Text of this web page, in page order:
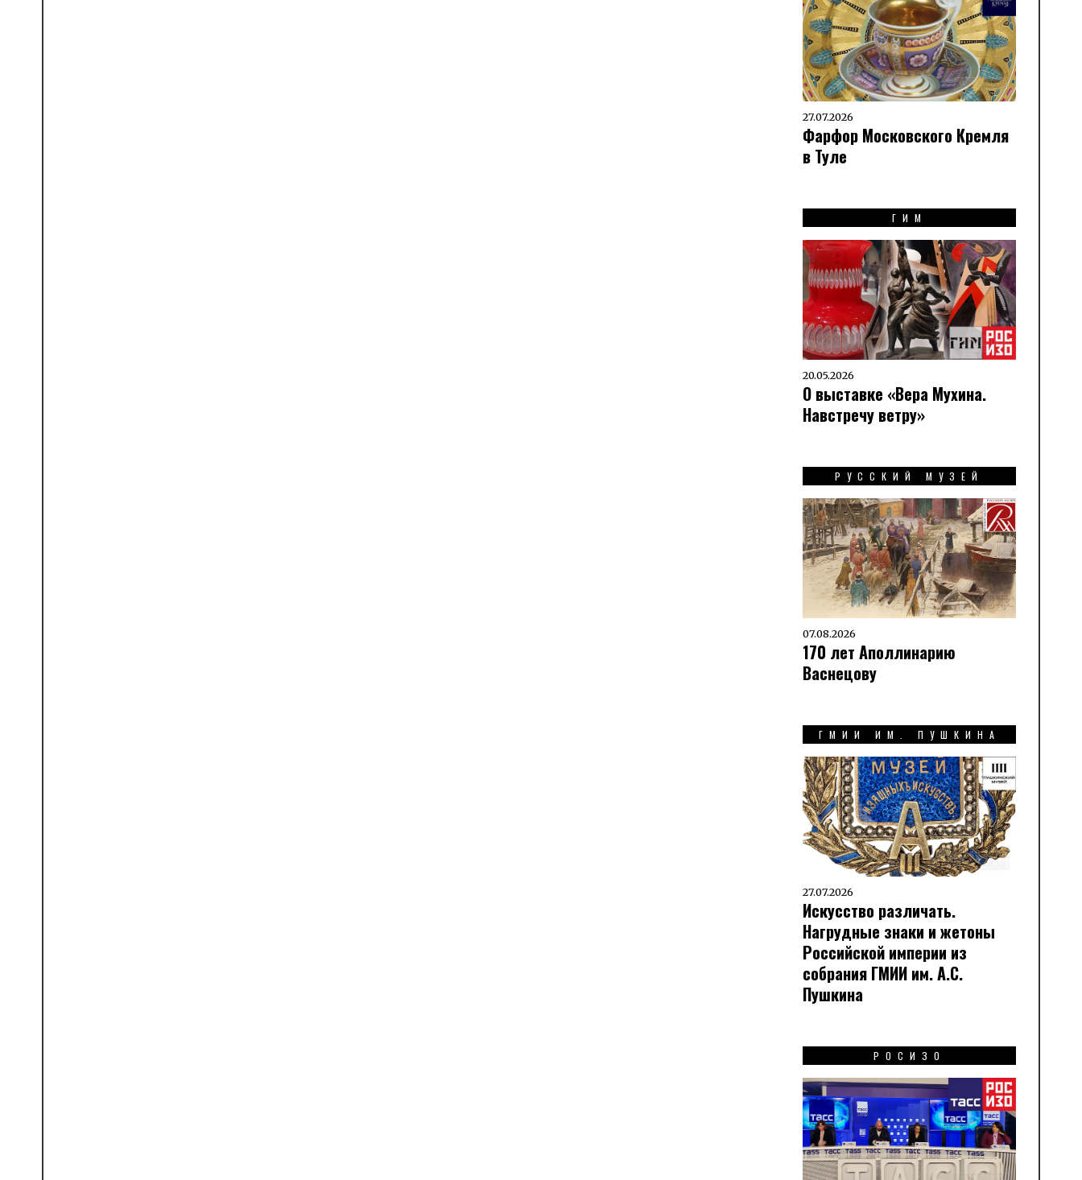
27.07.2026
Фарфор Московского Кремля
в Туле
ГИМ
20.05.2026
О выставке «Вера Мухина.
Навстречу ветру»
РУССКИЙ МУЗЕЙ
07.08.2026
170 лет Аполлинарию
Васнецову
ГМИИ ИМ. ПУШКИНА
27.07.2026
Искусство различать.
Нагрудные знаки и жетоны
Российской империи из
собрания ГМИИ им. А.С.
Пушкина
РОСИЗО